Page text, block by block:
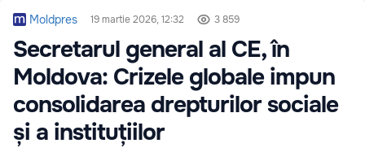
Moldpres 19 martie 2026, 12:32 3 859
Secretarul general al CE, în
Moldova: Crizele globale impun
consolidarea drepturilor sociale
și a instituțiilor